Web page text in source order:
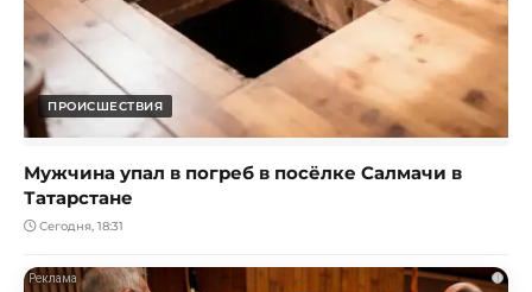
ПРОИСШЕСТВИЯ
Мужчина упал в погреб в посёлке Салмачи в
Татарстане
Сегодня, 18:31
i